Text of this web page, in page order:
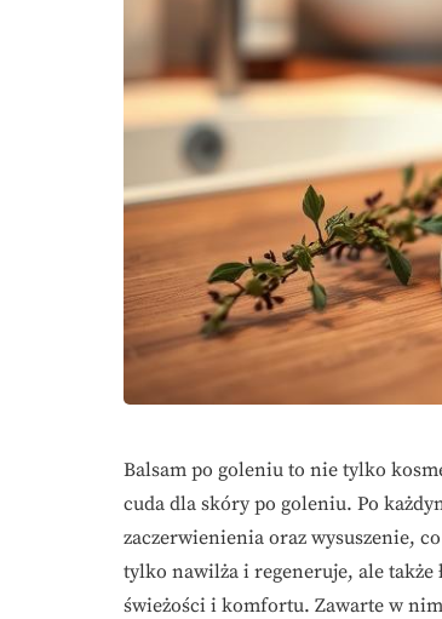
Balsam po goleniu to nie tylko
cuda dla skóry po goleniu. Po
zaczerwienienia oraz wysuszenie,
tylko nawilża i regeneruje, ale także
świeżości i komfortu. Zawarte w